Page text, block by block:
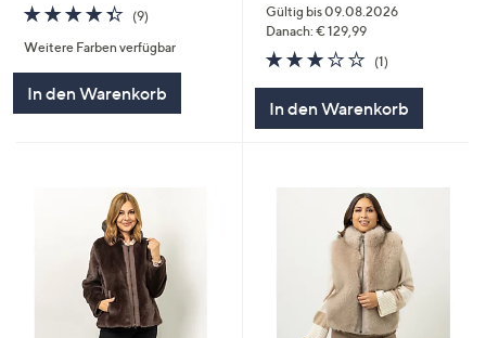
4.3
von
5
(9)9
Weitere Farben verfügbar
In den Warenkorb
Gültig bis 09.08.2026
Danach: € 129,99
3.0
von
(1)1
In den Warenkorb